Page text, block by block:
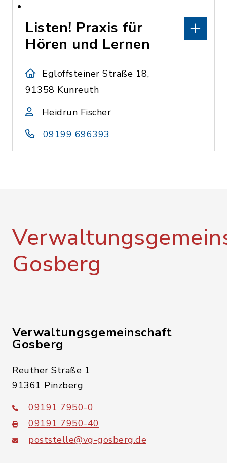
Listen! Praxis für
Hören und Lernen
Egloffsteiner Straße 18,
91358 Kunreuth
Heidrun Fischer
09199 696393
Gosberg
Verwaltungsgemeinschaft
Gosberg
Reuther Straße 1
91361 Pinzberg
09191 7950-0
09191 7950-40
poststelle@vg-gosberg.de